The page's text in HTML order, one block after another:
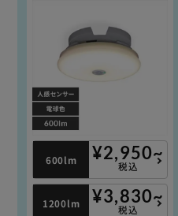
600lm ¥2,950~
税込
1200lm ¥3,830~
税込